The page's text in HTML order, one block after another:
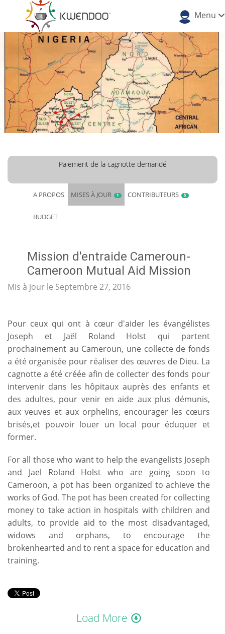
Menu
Paiement de la cagnotte demandé
A PROPOS MISES À JOUR 1 CONTRIBUTEURS 5
BUDGET
Mission d'entraide Cameroun-
Cameroon Mutual Aid Mission
Mis à jour le Septembre 27, 2016
Pour ceux qui ont à cœur d'aider les évangélistes
Joseph et Jaël Roland Holst qui partent
prochainement au Cameroun, une collecte de fonds
a été organisée pour réaliser des œuvres de Dieu. La
cagnotte a été créée afin de collecter des fonds pour
intervenir dans les hôpitaux auprès des enfants et
des adultes, pour venir en aide aux plus démunis,
aux veuves et aux orphelins, encourager les cœurs
brisés,et pouvoir louer un local pour éduquer et
former.
For all those who want to help the evangelists Joseph
and Jael Roland Holst who are going soon to
Cameroon, a pot has been organized to achieve the
works of God. The pot has been created for collecting
money to take action in hospitals with children and
adults, to provide aid to the most disadvantaged,
widows and orphans, to encourage the
brokenhearted and to rent a space for education and
training.
Load More